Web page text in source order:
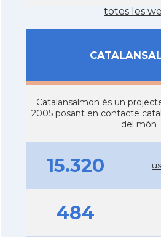
totes les
Catalansalmon és un
2005 posant en contacte
del món
15.320
484